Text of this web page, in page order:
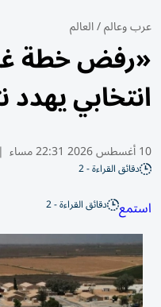
عرب وعالم/العالم
«رفض خطة
انتخابي يهدد
10 أغسطس 2026 22:31 مساء |
دقائق القراءة - 2
استمع دقائق القراءة - 2